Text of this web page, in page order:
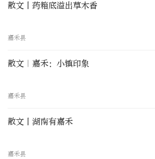
散文丨药箱底溢出草木香
嘉禾县
散文｜嘉禾：小镇印象
嘉禾县
散文丨湖南有嘉禾
嘉禾县